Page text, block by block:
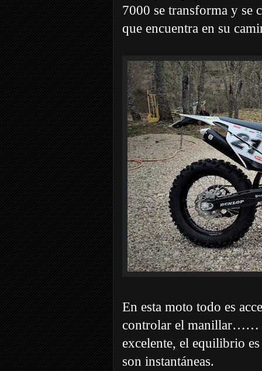
7000 se transforma y se
que encuentra en su
En esta moto todo es
controlar el manillar……
excelente, el equilibrio
son instantáneas.